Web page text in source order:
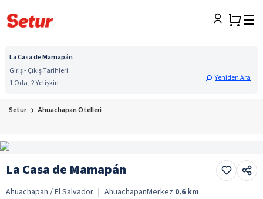
La Casa de Mamapán
Giriş - Çıkış Tarihleri
1 Oda, 2 Yetişkin
Yeniden Ara
Setur Ahuachapan Otelleri
La Casa de Mamapán
Ahuachapan / El Salvador | AhuachapanMerkez:0.6 km